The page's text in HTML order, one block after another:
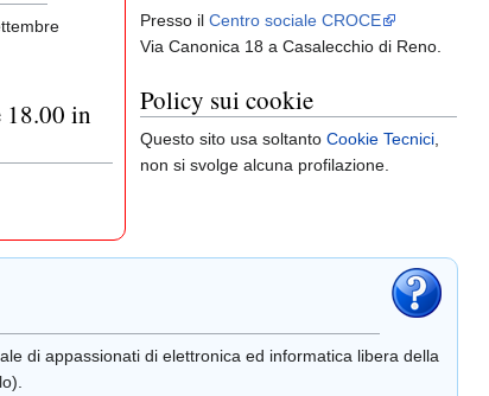
18.00 in
Presso il Centro sociale CROCE
Via Canonica 18 a Casalecchio di Reno.
Policy sui cookie
Questo sito usa soltanto Cookie Tecnici
non si svolge alcuna profilazione.
di appassionati di elettronica ed informatica libera della